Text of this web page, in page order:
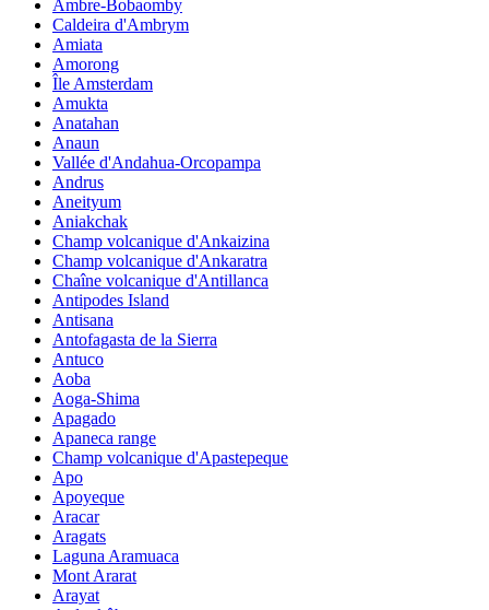
Ambre-Bobaomby
Caldeira d'Ambrym
Amiata
Amorong
Île Amsterdam
Amukta
Anatahan
Anaun
Vallée d'Andahua-Orcopampa
Andrus
Aneityum
Aniakchak
Champ volcanique d'Ankaizina
Champ volcanique d'Ankaratra
Chaîne volcanique d'Antillanca
Antipodes Island
Antisana
Antofagasta de la Sierra
Antuco
Aoba
Aoga-Shima
Apagado
Apaneca range
Champ volcanique d'Apastepeque
Apo
Apoyeque
Aracar
Aragats
Laguna Aramuaca
Mont Ararat
Arayat